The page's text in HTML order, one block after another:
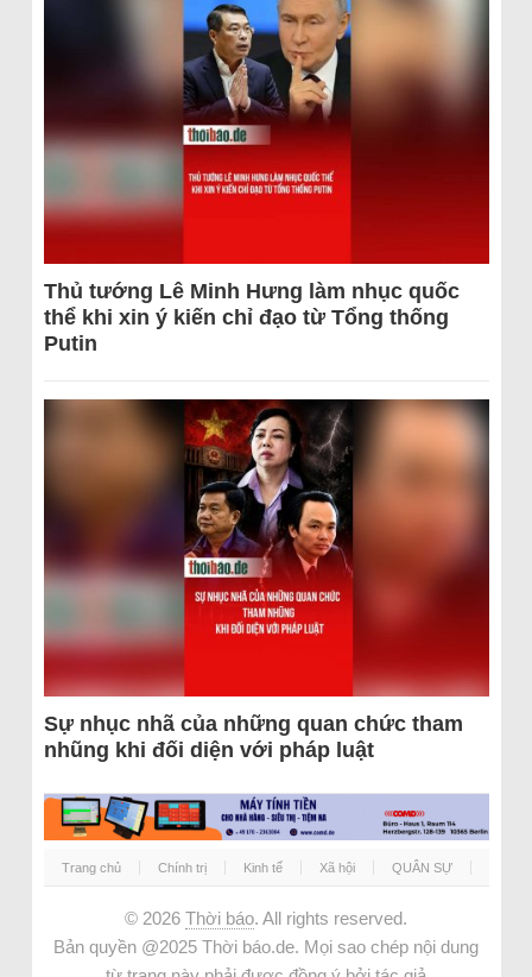
Thủ tướng Lê Minh Hưng làm nhục quốc
thể khi xin ý kiến chỉ đạo từ Tổng thống
Putin
Sự nhục nhã của những quan chức tham
nhũng khi đối diện với pháp luật
Trang chủ Chính trị Kinh tế Xã hội QUÂN SỰ
© 2026 Thời báo. All rights reserved.
Bản quyền @2025 Thời báo.de. Mọi sao chép nội dung